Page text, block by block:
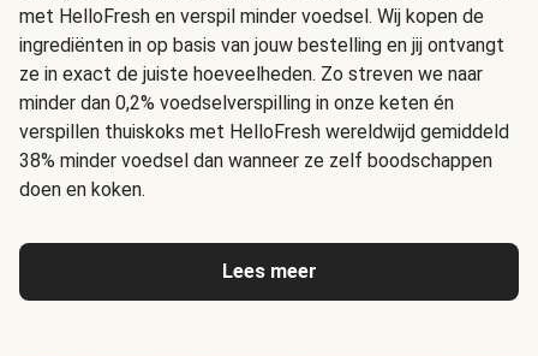
met HelloFresh en verspil minder voedsel. Wij kopen de
ingrediënten in op basis van jouw bestelling en jij ontvangt
ze in exact de juiste hoeveelheden. Zo streven we naar
minder dan 0,2% voedselverspilling in onze keten én
verspillen thuiskoks met HelloFresh wereldwijd gemiddeld
38% minder voedsel dan wanneer ze zelf boodschappen
doen en koken.
Lees meer